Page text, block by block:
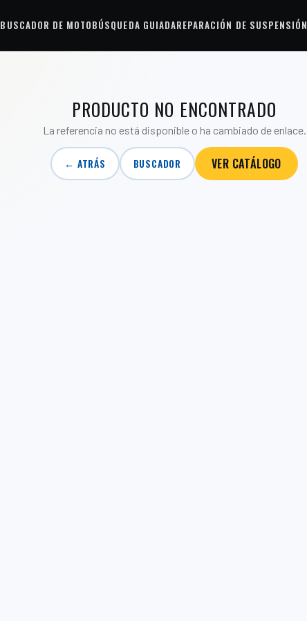
BUSCADOR DE MOTOBÚSQUEDA GUIADAREPARACIÓN DE SUSPENSIÓN
PRODUCTO NO ENCONTRADO
La referencia no está disponible o ha cambiado de enlace.
← ATRÁS BUSCADOR VER CATÁLOGO